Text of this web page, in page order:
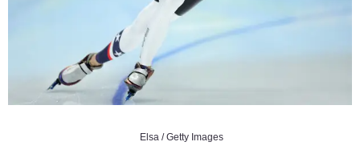
Elsa / Getty Images